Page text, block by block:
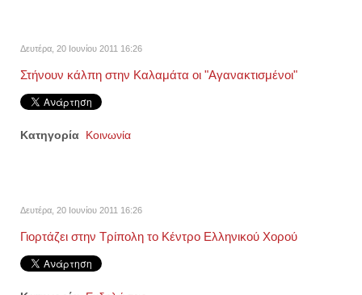
Δευτέρα, 20 Ιουνίου 2011 16:26
Στήνουν κάλπη στην Καλαμάτα οι "Αγανακτισμένοι"
Κατηγορία Κοινωνία
Δευτέρα, 20 Ιουνίου 2011 16:26
Γιορτάζει στην Τρίπολη το Κέντρο Ελληνικού Χορού